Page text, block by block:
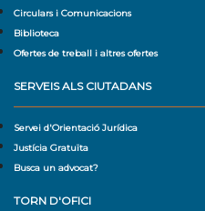
Circulars i Comunicacions
Biblioteca
Ofertes de treball i altres ofertes
SERVEIS ALS CIUTADANS
Servei d'Orientació Jurídica
Justícia Gratuïta
Busca un advocat?
TORN D'OFICI